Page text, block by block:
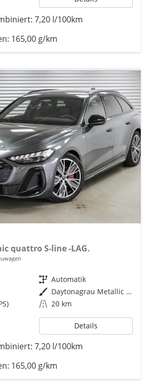
7,20 l/100km
165,00 g/km
quattro S-line -LAG.
Getriebe Automatik
Außenfarbe
Daytonagrau Metallic (6Y)
Kilometerstand 20 km
Details
7,20 l/100km
165,00 g/km